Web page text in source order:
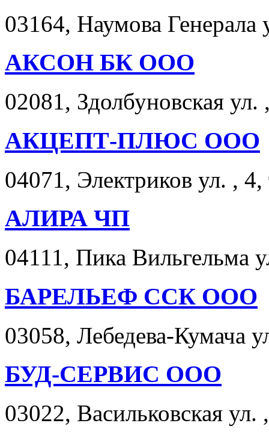
03164, Наумова Генерала
АКСОН БК ООО
02081, Здолбуновская
АКЦЕПТ-ПЛЮС ООО
04071, Электриков ул. ,
АЛИРА ЧП
04111, Пика Вильгельма
БАРЕЛЬЕФ ССК ООО
03058, Лебедева-Кумача
БУД-СЕРВИС ООО
03022, Васильковская